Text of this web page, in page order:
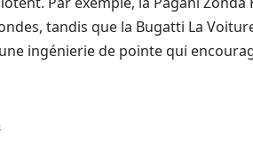
tandis que la Bugatti La
ingénierie de pointe qui